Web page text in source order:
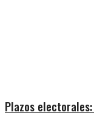
Plazos